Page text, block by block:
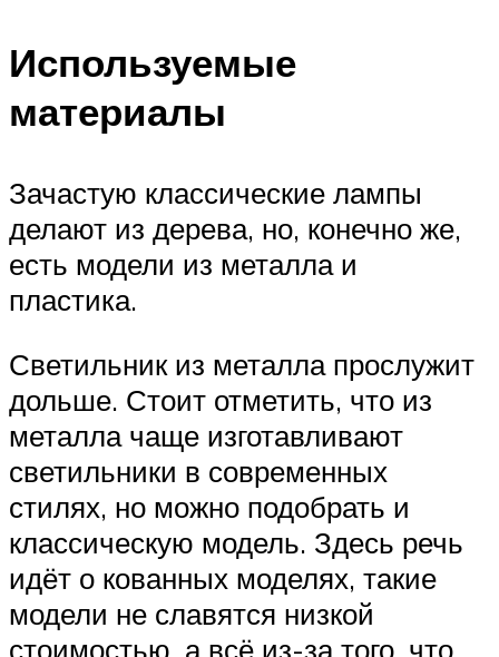
Используемые
материалы
Зачастую классические лампы
делают из дерева, но, конечно же,
есть модели из металла и
пластика.
Светильник из металла прослужит
дольше. Стоит отметить, что из
металла чаще изготавливают
светильники в современных
стилях, но можно подобрать и
классическую модель. Здесь речь
идёт о кованных моделях, такие
модели не славятся низкой
стоимостью, а всё из-за того, что